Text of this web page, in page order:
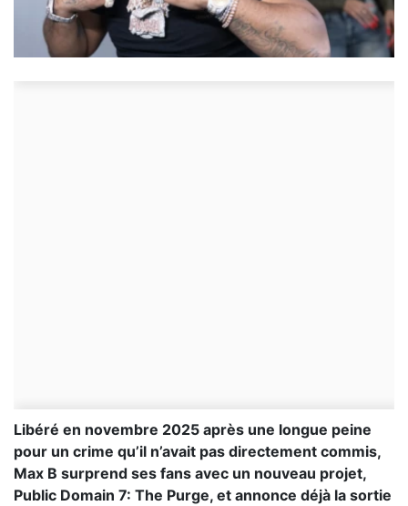
Libéré en novembre 2025 après une longue peine
pour un crime qu’il n’avait pas directement commis,
Max B surprend ses fans avec un nouveau projet,
Public Domain 7: The Purge, et annonce déjà la sortie